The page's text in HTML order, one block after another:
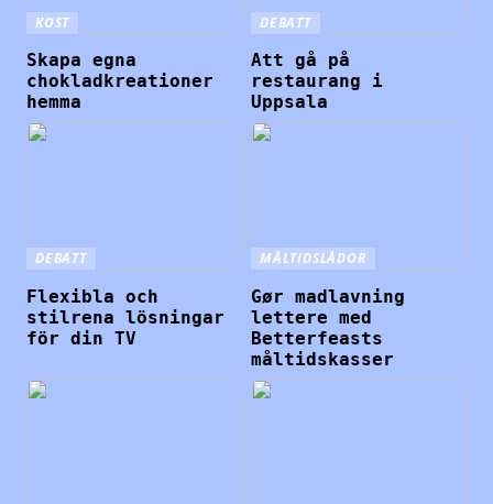
KOST
Skapa egna
chokladkreationer
hemma
DEBATT
Att gå på
restaurang i
Uppsala
DEBATT
Flexibla och
stilrena lösningar
för din TV
MÅLTIDSLÅDOR
Gør madlavning
lettere med
Betterfeasts
måltidskasser